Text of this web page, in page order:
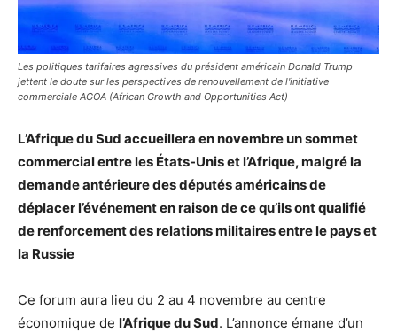
Les politiques tarifaires agressives du président américain Donald Trump
jettent le doute sur les perspectives de renouvellement de l'initiative
commerciale AGOA (African Growth and Opportunities Act)
L’Afrique du Sud accueillera en novembre un sommet
commercial entre les États-Unis et l’Afrique, malgré la
demande antérieure des députés américains de
déplacer l’événement en raison de ce qu’ils ont qualifié
de renforcement des relations militaires entre le pays et
la Russie
Ce forum aura lieu du 2 au 4 novembre au centre
économique de l’Afrique du Sud. L’annonce émane d’un